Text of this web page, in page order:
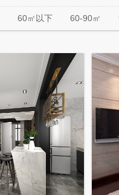
60㎡以下 60-90㎡